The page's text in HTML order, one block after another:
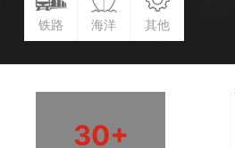
铁路 海洋 其他
30+